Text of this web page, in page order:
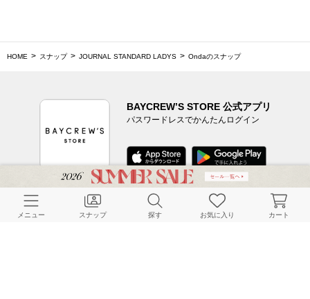
HOME スナップ JOURNAL STANDARD LADYS Ondaのスナップ
BAYCREW’S STORE 公式アプリ
パスワードレスでかんたんログイン
CUSTOMER SERVICE
メニュー スナップ 探す お気に入り カート